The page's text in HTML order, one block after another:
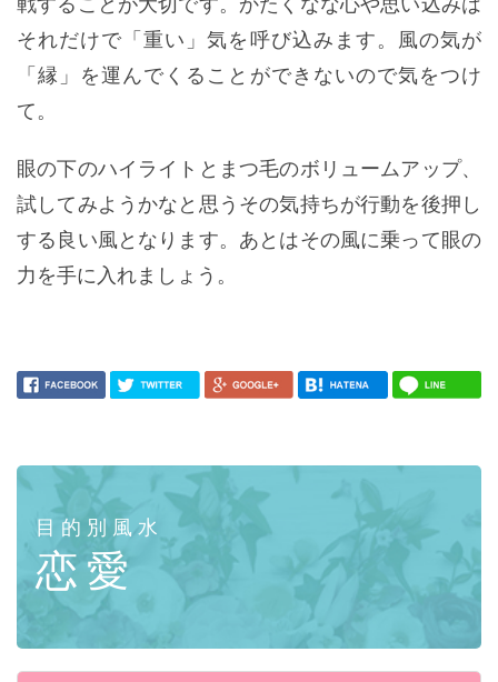
戦することが大切です。かたくなな心や思い込みは
それだけで「重い」気を呼び込みます。風の気が
「縁」を運んでくることができないので気をつけ
て。
眼の下のハイライトとまつ毛のボリュームアップ、
試してみようかなと思うその気持ちが行動を後押し
する良い風となります。あとはその風に乗って眼の
力を手に入れましょう。
目的別風水
恋愛